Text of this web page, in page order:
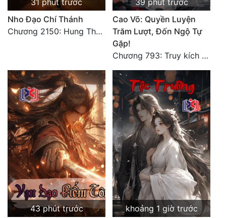
Tu Chân
Tu Tiên
Vô Địch
Võ Hiệp
Võng Du
Xuyên Không
Xuyên Nhanh
Xuyên Sách
Xuyên Thư
Điền Văn
31 phút trước
Nho Đạo Chí Thánh
Chương 2150: Hung Thụ Nhựa Cây
39 phút trước
Cao Võ: Quyền Luyện
Trăm Lượt, Đốn Ngộ Tự
Gặp!
Chương 793: Truy kích (2)
43 phút trước
khoảng 1 giờ trước